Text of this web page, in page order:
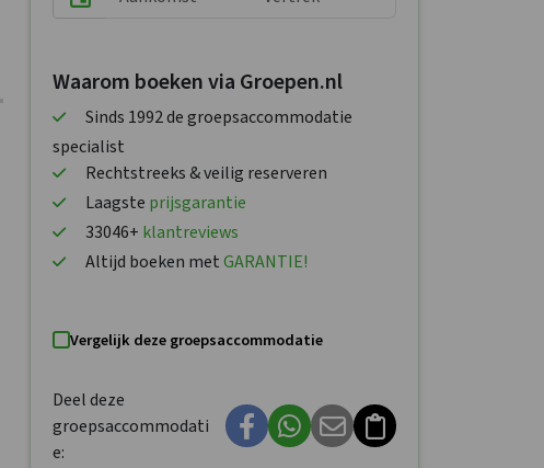
Waarom boeken via Groepen.nl
Sinds 1992 de groepsaccommodatie
specialist
Rechtstreeks & veilig reserveren
Laagste prijsgarantie
33046+ klantreviews
Altijd boeken metGARANTIE!
Vergelijk deze groepsaccommodatie
Deel deze
groepsaccommodati
e: